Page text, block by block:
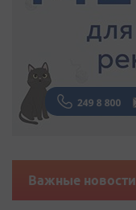
Важные новости